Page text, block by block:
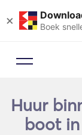
× Boek
Huur
boot